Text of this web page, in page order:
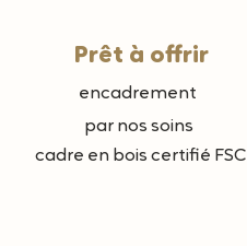
Prêt à offrir
encadrement
par nos soins
cadre en bois certifié FSC